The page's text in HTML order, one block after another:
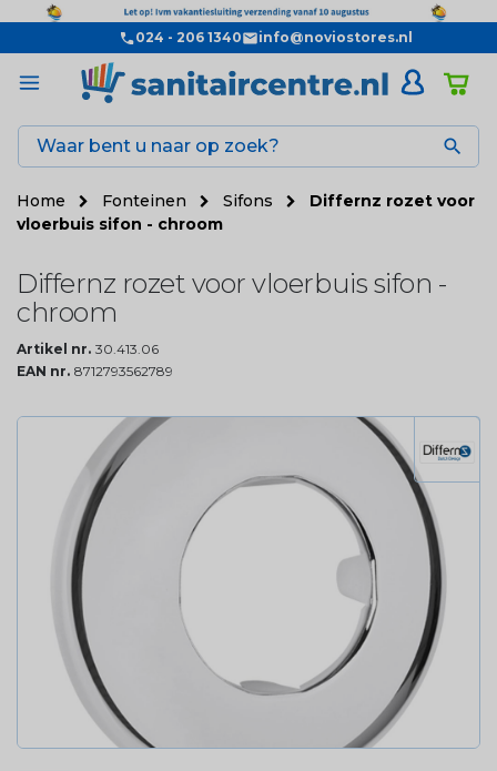
024 - 206 1340 info@noviostores.nl

Home Fonteinen Sifons
Differnz rozet voor
vloerbuis sifon - chroom
Differnz rozet voor vloerbuis sifon -
chroom
Artikel nr. 30.413.06
EAN nr. 8712793562789